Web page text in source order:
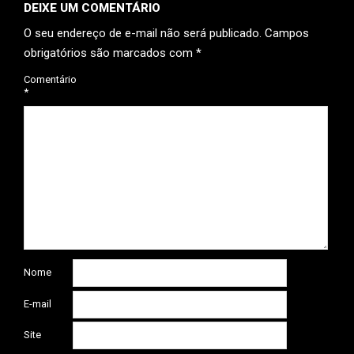
DEIXE UM COMENTÁRIO
O seu endereço de e-mail não será publicado. Campos
obrigatórios são marcados com *
Comentário
*
Nome
E-mail
Site